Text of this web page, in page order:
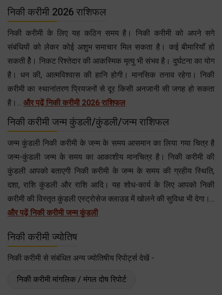
निकी करीमी 2026 राशिफल
निकी करीमी के लिए यह कठिन समय है। निकी करीमी को अपने सगे
संबंधियों को लेकर कोई अशुभ समाचार मिल सकता है। कई बीमारियाॅं हो
सकती हेै। निकट रिश्तेदार की आकस्मिक मृत्यु भी संभव है। दुर्घटना का योग
है। धन की, आत्मविश्वास की हानि होगी। मानसिक तनाव रहेगा। निकी
करीमी का स्थानांतरण प्रियजनों से दूर किसी अनजानी सी जगह हो सकता
है।... और पढ़ें निकी करीमी 2026 राशिफल
निकी करीमी जन्म कुंडली/कुंडली/जन्म राशिफल
जन्म कुंडली निकी करीमी के जन्म के समय आसमान का लिया गया चित्र है
जन्म-कुंडली जन्म के समय का आकाशीय मानचित्र है। निकी करीमी की
कुंडली आपको बताएगी निकी करीमी के जन्म के समय की ग्रहीय स्थिति,
दशा, राशि कुंडली और राशि आदि। यह शोध-कार्य के लिए आपको निकी
करीमी की विस्तृत कुंडली एस्ट्रोसेज क्लाउड में खोलने की सुविधा भी देगा।...
और पढ़ें निकी करीमी जन्म कुंडली
निकी करीमी ज्योतिष
निकी करीमी से संबंधित अन्य ज्योतिषीय रिपोर्ट्स देखें -
निकी करीमी मांगलिक / मंगल दोष रिपोर्ट